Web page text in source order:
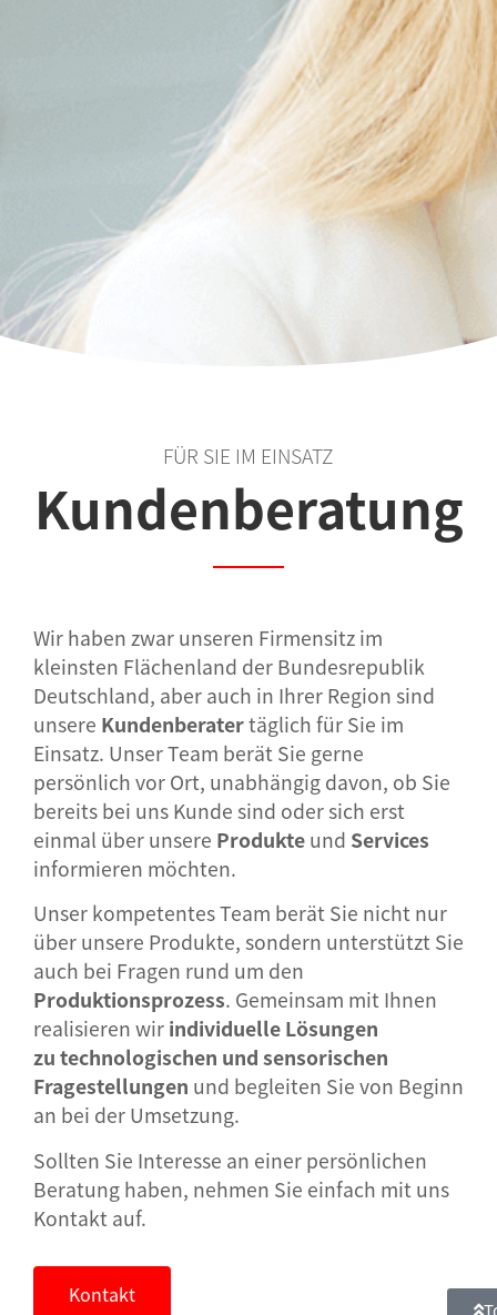
FÜR SIE IM EINSATZ
Kundenberatung
Wir haben zwar unseren Firmensitz im
kleinsten Flächenland der Bundesrepublik
Deutschland, aber auch in Ihrer Region sind
unsere Kundenberatertäglich für Sie im
Einsatz. Unser Team berät Sie gerne
persönlich vor Ort, unabhängig davon, ob Sie
bereits bei uns Kunde sind oder sich erst
einmal über unsere Produkte und Services
informieren möchten.
Unser kompetentes Team berät Sie nicht nur
über unsere Produkte, sondern unterstützt Sie
auch bei Fragen rund um den
Produktionsprozess. Gemeinsam mit Ihnen
realisieren wir individuelle Lösungen
zu technologischen und sensorischen
Fragestellungen und begleiten Sie von Beginn
an bei der Umsetzung.
Sollten Sie Interesse an einer persönlichen
Beratung haben, nehmen Sie einfach mit uns
Kontakt auf.
Kontakt